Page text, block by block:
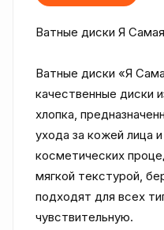
Ватные диски Я
Ватные диски «Я
качественные диски
хлопка,
ухода за кожей лица
косметических
мягкой текстурой,
подходят для всех
чувствительную.